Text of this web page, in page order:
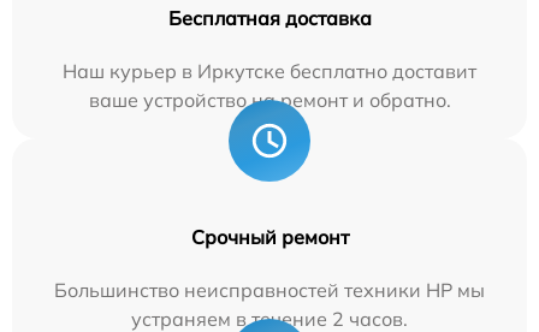
Бесплатная доставка
Наш курьер в Иркутске бесплатно доставит
ваше устройство на ремонт и обратно.
Срочный ремонт
Большинство неисправностей техники HP мы
устраняем в течение 2 часов.